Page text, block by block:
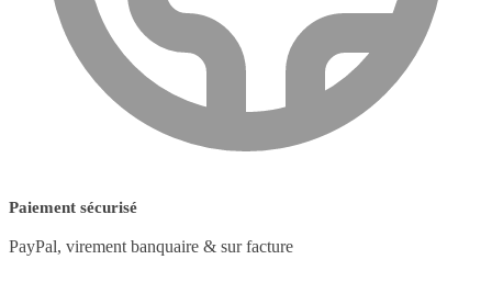
Paiement sécurisé
PayPal, virement banquaire & sur facture